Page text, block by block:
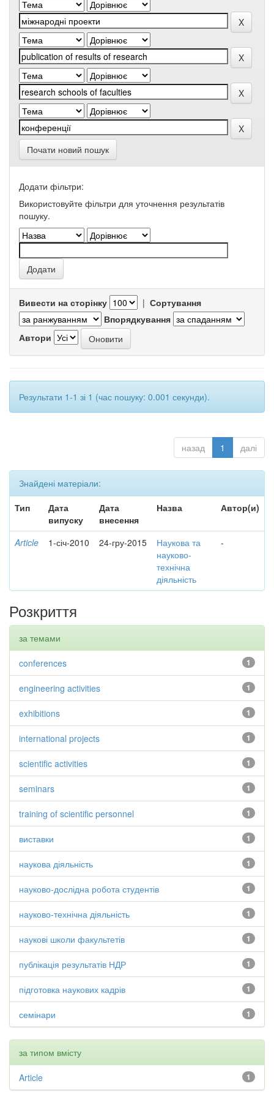
Почати новий пошук
Додати фільтри:
Використовуйте фільтри для уточнення результатів
пошуку.
Вивести на сторінку | Сортування
Впорядкування
Автори
Результати 1-1 зі 1 (час пошуку: 0.001 секунди).
назад 1 далі
Знайдені матеріали:
Тип
Дата
випуску
Дата
внесення
Назва Автор(и)
Article 1-січ-2010 24-гру-2015
Наукова та
науково-
технічна
діяльність
-
Розкриття
за темами
1
conferences
1
engineering activities
1
exhibitions
1
international projects
1
scientific activities
1
seminars
1
training of scientific personnel
1
виставки
1
наукова діяльність
1
науково-дослідна робота студентів
1
науково-технічна діяльність
1
наукові школи факультетів
1
публікація результатів НДР
1
підготовка наукових кадрів
1
семінари
за типом вмісту
1
Article